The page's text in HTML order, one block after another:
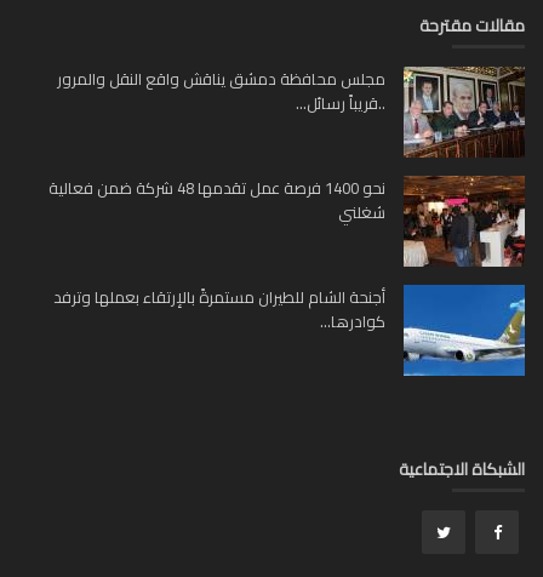
مقترحة
مجلس محافظة دمشق يناقش واقع النقل والمرور
..قريباً رسائل...
نحو 1400 فرصة عمل تقدمها 48 شركة ضمن فعالية
شغلني
أجنحة الشام للطيران مستمرةً بالإرتقاء بعملها وترفد
كوادرها...
الاجتماعية